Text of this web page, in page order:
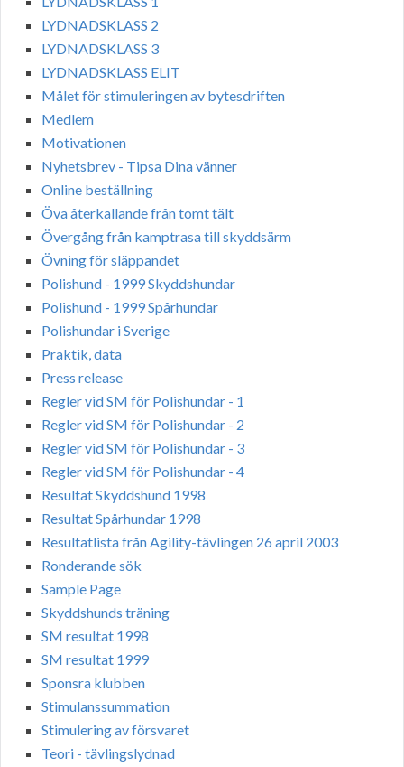
LYDNADSKLASS 2
LYDNADSKLASS 3
LYDNADSKLASS ELIT
Målet för stimuleringen av bytesdriften
Medlem
Motivationen
Nyhetsbrev - Tipsa Dina vänner
Online beställning
Öva återkallande från tomt tält
Övergång från kamptrasa till skyddsärm
Övning för släppandet
Polishund - 1999 Skyddshundar
Polishund - 1999 Spårhundar
Polishundar i Sverige
Praktik, data
Press release
Regler vid SM för Polishundar - 1
Regler vid SM för Polishundar - 2
Regler vid SM för Polishundar - 3
Regler vid SM för Polishundar - 4
Resultat Skyddshund 1998
Resultat Spårhundar 1998
Resultatlista från Agility-tävlingen 26 april 2003
Ronderande sök
Sample Page
Skyddshunds träning
SM resultat 1998
SM resultat 1999
Sponsra klubben
Stimulanssummation
Stimulering av försvaret
Teori - tävlingslydnad